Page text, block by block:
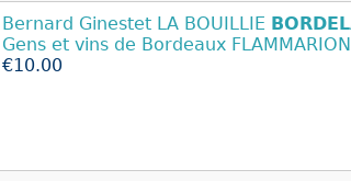
Bernard Ginestet LA BOUILLIE
Gens et vins de Bordeaux
€10.00